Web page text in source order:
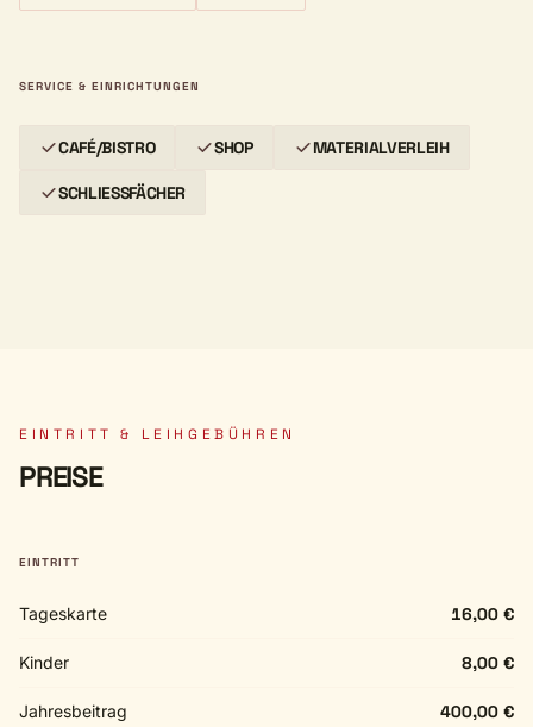
SERVICE & EINRICHTUNGEN
CAFÉ/BISTRO SHOP MATERIALVERLEIH
SCHLIESSFÄCHER
EINTRITT & LEIHGEBÜHREN
PREISE
EINTRITT
Tageskarte 16,00 €
Kinder 8,00 €
Jahresbeitrag 400,00 €